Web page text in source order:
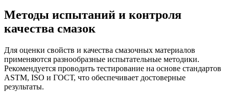
Методы испытаний и контроля
качества смазок
Для оценки свойств и качества смазочных материалов
применяются разнообразные испытательные методики.
Рекомендуется проводить тестирование на основе стандартов
ASTM, ISO и ГОСТ, что обеспечивает достоверные
результаты.